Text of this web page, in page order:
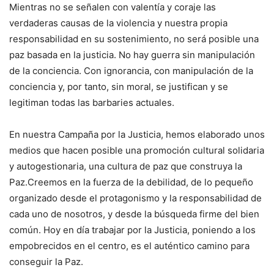
Mientras no se señalen con valentía y coraje las
verdaderas causas de la violencia y nuestra propia
responsabilidad en su sostenimiento, no será posible una
paz basada en la justicia. No hay guerra sin manipulación
de la conciencia. Con ignorancia, con manipulación de la
conciencia y, por tanto, sin moral, se justifican y se
legitiman todas las barbaries actuales.
En nuestra Campaña por la Justicia, hemos elaborado unos
medios que hacen posible una promoción cultural solidaria
y autogestionaria, una cultura de paz que construya la
Paz.Creemos en la fuerza de la debilidad, de lo pequeño
organizado desde el protagonismo y la responsabilidad de
cada uno de nosotros, y desde la búsqueda firme del bien
común. Hoy en día trabajar por la Justicia, poniendo a los
empobrecidos en el centro, es el auténtico camino para
conseguir la Paz.